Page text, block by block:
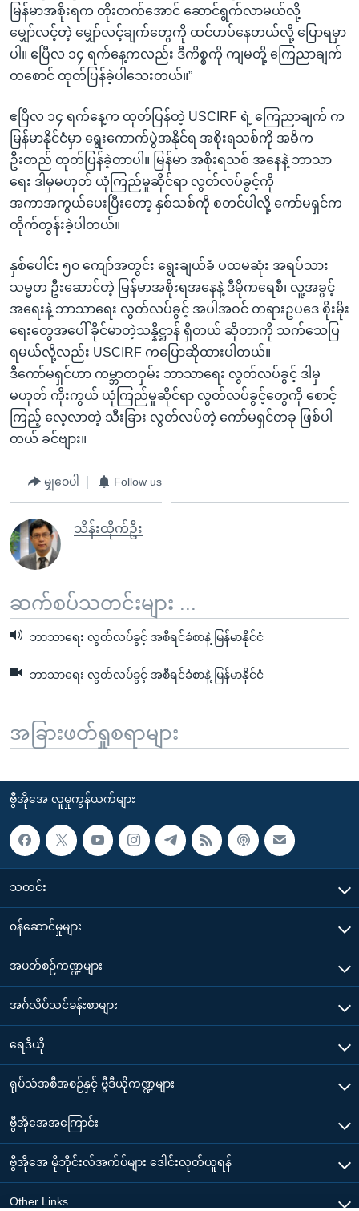
မြန်မာအစိုးရက တိုးတက်အောင် ဆောင်ရွက်လာမယ်လို့
မျှော်လင့်တဲ့ မျှော်လင့်ချက်တွေကို ထင်ဟပ်နေတယ်လို့ ပြောရမှာ
ပါ။ ဧပြီလ ၁၄ ရက်နေ့ကလည်း ဒီကိစ္စကို ကျမတို့ ကြေညာချက်
တစောင် ထုတ်ပြန်ခဲ့ပါသေးတယ်။”
ဧပြီလ ၁၄ ရက်နေ့က ထုတ်ပြန်တဲ့ USCIRF ရဲ့ ကြေညာချက် က
မြန်မာနိုင်ငံမှာ ရွေးကောက်ပွဲအနိုင်ရ အစိုးရသစ်ကို အဓိက
ဦးတည် ထုတ်ပြန်ခဲ့တာပါ။ မြန်မာ အစိုးရသစ် အနေနဲ့ ဘာသာ
ရေး ဒါမှမဟုတ် ယုံကြည်မှုဆိုင်ရာ လွတ်လပ်ခွင့်ကို
အကာအကွယ်ပေးပြီးတော့ နှစ်သစ်ကို စတင်ပါလို့ ကော်မရှင်က
တိုက်တွန်းခဲ့ပါတယ်။
နှစ်ပေါင်း ၅၀ ကျော်အတွင်း ရွေးချယ်ခံ ပထမဆုံး အရပ်သား
သမ္မတ ဦးဆောင်တဲ့ မြန်မာအစိုးရအနေနဲ့ ဒီမိုကရေစီ၊ လူ့အခွင့်
အရေးနဲ့ ဘာသာရေး လွတ်လပ်ခွင့် အပါအဝင် တရားဥပဒေ စိုးမိုး
ရေးတွေအပေါ် ခိုင်မာတဲ့သန္နိဋ္ဌာန် ရှိတယ် ဆိုတာကို သက်သေပြ
ရမယ်လို့လည်း USCIRF ကပြောဆိုထားပါတယ်။
ဒီကော်မရှင်ဟာ ကမ္ဘာတဝှမ်း ဘာသာရေး လွတ်လပ်ခွင့် ဒါမှ
မဟုတ် ကိုးကွယ် ယုံကြည်မှုဆိုင်ရာ လွတ်လပ်ခွင့်တွေကို စောင့်
ကြည့် လေ့လာတဲ့ သီးခြား လွတ်လပ်တဲ့ ကော်မရှင်တခု ဖြစ်ပါ
တယ် ခင်ဗျား။
မျှဝေပါ Follow us
သိန်းထိုက်ဦး
ဆက်စပ်သတင်းများ ...
ဘာသာရေး လွတ်လပ်ခွင့် အစီရင်ခံစာနဲ့ မြန်မာနိုင်ငံ
ဘာသာရေး လွတ်လပ်ခွင့် အစီရင်ခံစာနဲ့ မြန်မာနိုင်ငံ
အခြားဖတ်ရှုစရာများ
ဗွီအိုအေ လူမှုကွန်ယက်များ
သတင်း
၀န်ဆောင်မှုများ
အပတ်စဉ်ကဏ္ဍများ
အင်္ဂလိပ်သင်ခန်းစာများ
ရေဒီယို
ရုပ်သံအစီအစဉ်နှင့် ဗွီဒီယိုကဏ္ဍများ
ဗွီအိုအေအကြောင်း
ဗွီအိုအေ မိုဘိုင်းလ်အက်ပ်များ ဒေါင်းလုတ်ယူရန်
Other Links